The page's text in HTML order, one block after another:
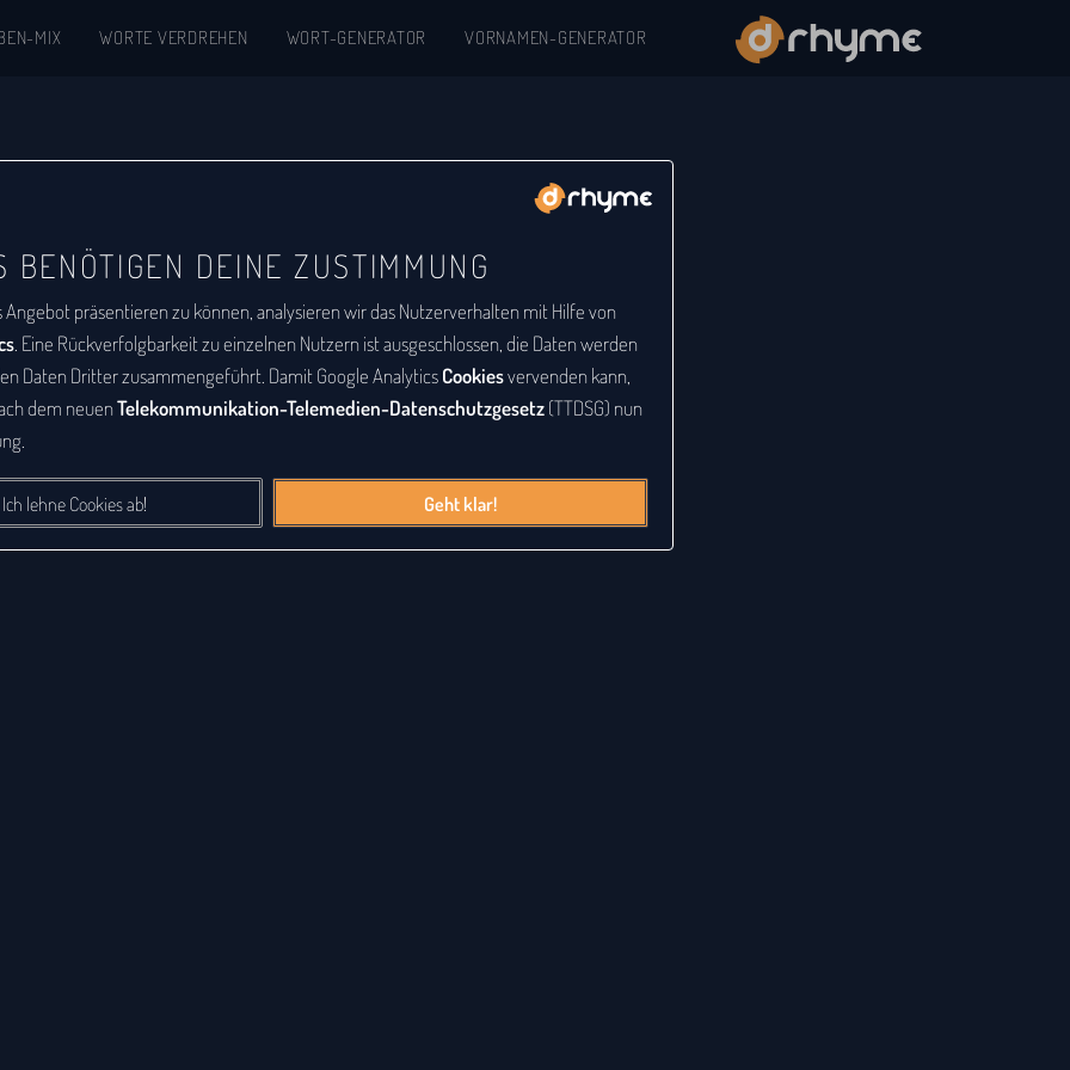
BENÖTIGEN DEINE ZUSTIMMUNG
Angebot präsentieren zu können, analysieren wir das Nutzerverhalten mit Hilfe von
. Eine Rückverfolgbarkeit zu einzelnen Nutzern ist ausgeschlossen, die Daten werden
Daten Dritter zusammengeführt. Damit Google AnalyticsCookiesvervenden kann,
dem neuenTelekommunikation-Telemedien-Datenschutzgesetz(TTDSG) nun
Ich lehne Cookies ab! Geht klar!
MIX WORTE VERDREHEN WORT-GENERATOR VORNAMEN-GENERATOR
Auflistung aller Wörter, zu denen
ist eine Buchstabenfolge, die durch
Buchstabenfolge entstanden ist. Das
sein. Bei diesem Lexikon hingegen geht
die durch Vertauschung der
sind.